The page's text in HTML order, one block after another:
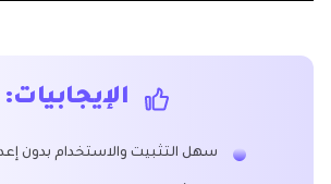
الإيجابيات:
سهل التثبيت والاستخدام بدون